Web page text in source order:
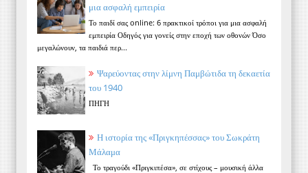
μια ασφαλή εμπειρία
Το παιδί σας online: 6 πρακτικοί τρόποι για μια ασφαλή
εμπειρία Οδηγός για γονείς στην εποχή των οθονών Όσο
μεγαλώνουν, τα παιδιά περ...
Ψαρεύοντας στην λίμνη Παμβώτιδα τη δεκαετία
του 1940
ΠΗΓΗ
Η ιστορία της «Πριγκηπέσσας» του Σωκράτη
Μάλαμα
Το τραγούδι «Πριγκιπέσα», σε στίχους – μουσική άλλα